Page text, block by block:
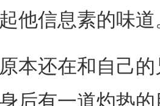
他信息素的味道
还在和自己的
后有一道灼热